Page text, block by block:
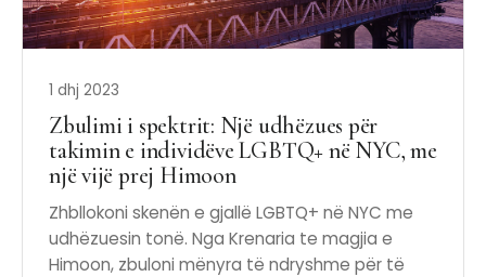
1 dhj 2023
Zbulimi i spektrit: Një udhëzues për
takimin e individëve LGBTQ+ në NYC, me
një vijë prej Himoon
Zhbllokoni skenën e gjallë LGBTQ+ në NYC me
udhëzuesin tonë. Nga Krenaria te magjia e
Himoon, zbuloni mënyra të ndryshme për të